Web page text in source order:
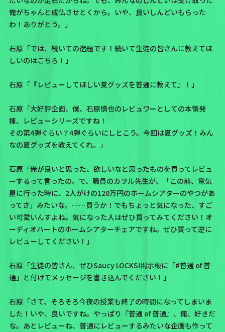
俺がちゃんと成仏させとくから。いや、良いしんどいもらった
わ！ありがとう。」
石原「では、続いての宿題です！続いて生徒の皆さんに教えてほ
しいのはこちら！」
石原「『レビューしてほしい夏グッズを普通に教えて』！」
石原「大好評企画、僕、石原慎也のレビュワーとしての本領発
揮、レビューシリーズですね！
その第4弾ぐらい？4弾ぐらいにしとこう。今回は夏グッズ！みん
なの夏グッズを教えてくれ。」
石原「俺が良いと思った、欲しいなと思ったものを買ってレビュ
ーするって言ったの。で、職員のカヲル先生が、「この前、電気
屋に行った時に、2人がけの120万円のホームシアターのやつがあ
ってさ」みたいな。……買うか！でもちょっと気になった、すご
い可愛いんすよね。気になった人はぜひ買ってみてください！オ
ーディオハートのホームシアターチェアですね。ぜひ買って逆に
レビューしてください！」
石原「生徒の皆さん、ぜひSaucy LOCKS!掲示板に「#普通 of 普
通」と付けてメッセージを書き込んでください！」
石原「さて、そろそろ今夜の授業も終了の時間になってしまいま
した！いや、良いですね。やっぱり『普通 of 普通』、俺、好きだ
な。あとレビューね、普通にレビューするみたいな企画も作って